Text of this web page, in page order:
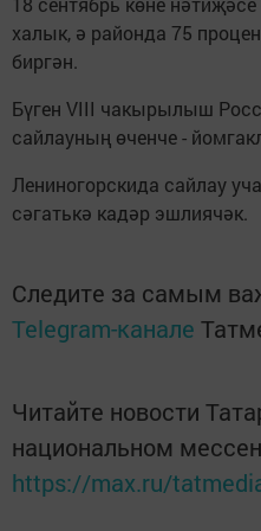
халык, ә районда 75
биргән.
Бүген VIII чакырылыш
сайлауның өченче -
Лениногорскида сайлау
сәгатькә кадәр эшлиячәк.
Следите за самым
Telegram-канале
Читайте новости
национальном
https://max.ru/